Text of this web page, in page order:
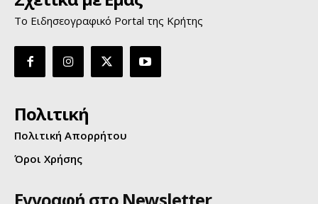
Το Ειδησεογραφικό Portal της Κρήτης
Πολιτική
Πολιτική Απορρήτου
Όροι Χρήσης